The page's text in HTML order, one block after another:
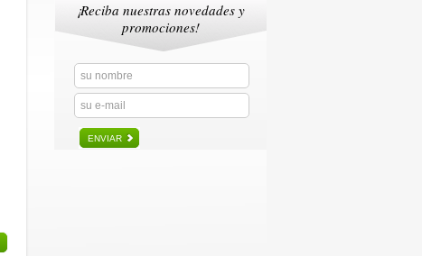
¡Reciba nuestras novedades y
promociones!
ENVIAR